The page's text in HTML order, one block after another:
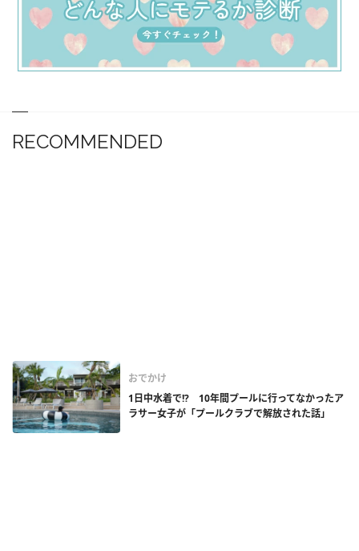
RECOMMENDED
おでかけ
1日中水着で!? 10年間プールに行ってなかったア
ラサー女子が「プールクラブで解放された話」